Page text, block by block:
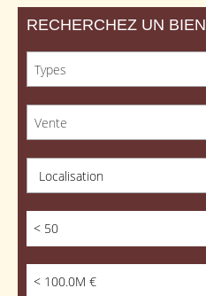
RECHERCHEZ UN BIEN
Types
Vente
Localisation
< 50
< 100.0M €